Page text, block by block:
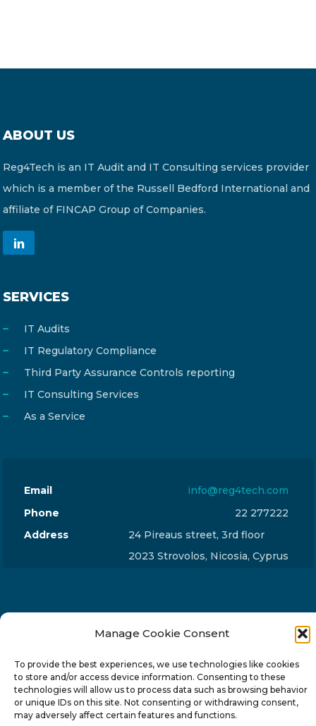
Manage Cookie Consent
To provide the best experiences, we use technologies like cookies
to store and/or access device information. Consenting to these
technologies will allow us to process data such as browsing behavior
or unique IDs on this site. Not consenting or withdrawing consent,
may adversely affect certain features and functions.
ABOUT US
Reg4Tech is an IT Audit and IT Consulting services provider
which is a member of the Russell Bedford International and
affiliate of FINCAP Group of Companies.
SERVICES
IT Audits
IT Regulatory Compliance
Third Party Assurance Controls reporting
IT Consulting Services
As a Service
Email
info@reg4tech.com
Phone
22 277222
Address
24 Pireaus street, 3rd floor
2023 Strovolos, Nicosia, Cyprus
ISTOTOPOS .Privacy Policy